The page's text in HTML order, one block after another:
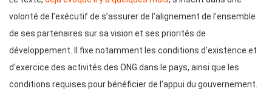
volonté de l’exécutif de s’assurer de l’alignement de l’ensemble
de ses partenaires sur sa vision et ses priorités de
développement. Il fixe notamment les conditions d’existence et
d’exercice des activités des ONG dans le pays, ainsi que les
conditions requises pour bénéficier de l’appui du gouvernement.